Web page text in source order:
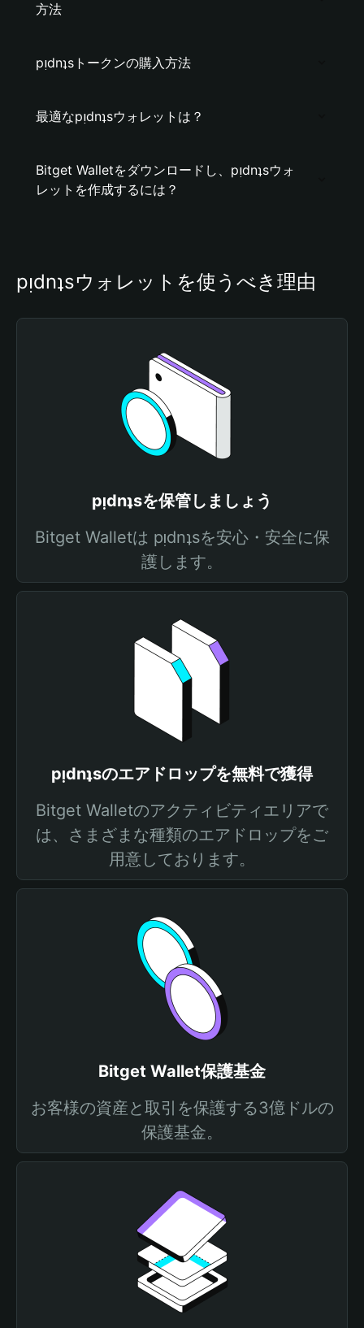
方法
pᴉdnʇsトークンの購入方法
最適なpᴉdnʇsウォレットは？
Bitget Walletをダウンロードし、pᴉdnʇsウォ
レットを作成するには？
pᴉdnʇsウォレットを使うべき理由
pᴉdnʇsを保管しましょう
Bitget Walletは pᴉdnʇsを安心・安全に保
護します。
pᴉdnʇsのエアドロップを無料で獲得
Bitget Walletのアクティビティエリアで
は、さまざまな種類のエアドロップをご
用意しております。
Bitget Wallet保護基金
お客様の資産と取引を保護する3億ドルの
保護基金。